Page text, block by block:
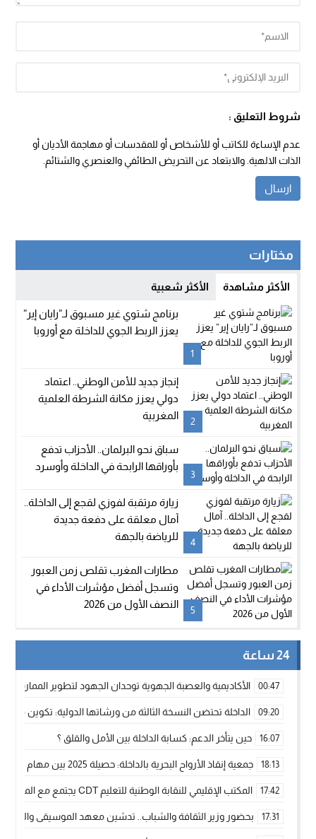
شروط التعليق :
عدم الإساءة للكاتب أو للأشخاص أو للمقدسات أو مهاجمة الأديان أو
الذات الالهية. والابتعاد عن التحريض الطائفي والعنصري والشتائم.
مختارات
الأكثر مشاهدة الأكثر شعبية
1
برنامج شتوي غير مسبوق لـ”رايان إير”
يعزز الربط الجوي للداخلة مع أوروبا
2
إنجاز جديد للأمن الوطني.. اعتماد
دولي يعزز مكانة الشرطة العلمية
المغربية
3
سباق نحو البرلمان.. الأحزاب تدفع
بأوراقها الرابحة في الداخلة وأوسرد
4
زيارة مرتقبة لفوزي لقجع إلى الداخلة..
آمال معلقة على دفعة جديدة
للرياضة بالجهة
5
مطارات المغرب تقلص زمن العبور
وتسجل أفضل مؤشرات الأداء في
النصف الأول من 2026
24 ساعة
00:47 الأكاديمية والعصبة الجهوية توحدان الجهود لتطوير الممارسة
09:20 الداخلة تحتضن النسخة الثالثة من ورشاتها الدولية: تكوين
16:07 حين يتأخر الدعم: كسابة الداخلة بين الأمل والقلق ؟
18:13 جمعية إنقاذ الأرواح البحرية بالداخلة: حصيلة 2025 بين مهام الإنقاذ ومشروع “دار البحار”
17:42 المكتب الإقليمي للنقابة الوطنية للتعليم CDT يجتمع مع المدير الإقليمي لمناقشة ملفات جوهرية لنساء ورجال التعليم
17:31 بحضور وزير الثقافة والشباب.. تدشين معهد الموسيقى والفنون